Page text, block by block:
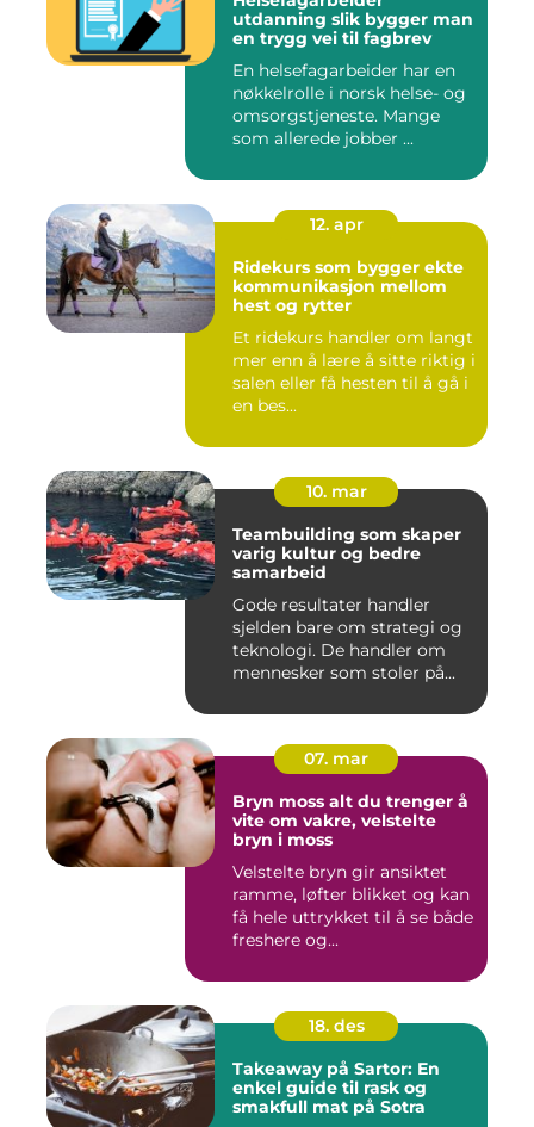
utdanning slik bygger man
en trygg vei til fagbrev
En helsefagarbeider har en
nøkkelrolle i norsk helse- og
omsorgstjeneste. Mange
som allerede jobber ...
12. apr
Ridekurs som bygger ekte
kommunikasjon mellom
hest og rytter
Et ridekurs handler om langt
mer enn å lære å sitte riktig i
salen eller få hesten til å gå i
en bes...
10. mar
Teambuilding som skaper
varig kultur og bedre
samarbeid
Gode resultater handler
sjelden bare om strategi og
teknologi. De handler om
mennesker som stoler på...
07. mar
Bryn moss alt du trenger å
vite om vakre, velstelte
bryn i moss
Velstelte bryn gir ansiktet
ramme, løfter blikket og kan
få hele uttrykket til å se både
freshere og...
18. des
Takeaway på Sartor: En
enkel guide til rask og
smakfull mat på Sotra